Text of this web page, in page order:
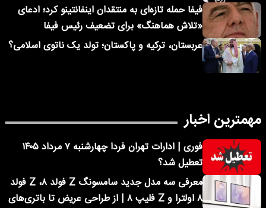
فیفا حمله تازه‌ای به منتقدان اینفانتینو کرد؛ ادعای
«تلاش هماهنگ» برای تضعیف رئیس فیفا
عربستان، ترکیه و پاکستان؛ تولد یک ناتوی اسلامی؟
مهمترین اخبار
فوری | ادارات تهران فردا چهارشنبه ۷ مرداد ۱۴۰۵
تعطیل شد؟
معرفی سه مدل جدید سامسونگ Z فولد ۸، Z فولد
۸ اولترا و Z فلیپ ۸ | از طراحی عریض تا باتری‌های